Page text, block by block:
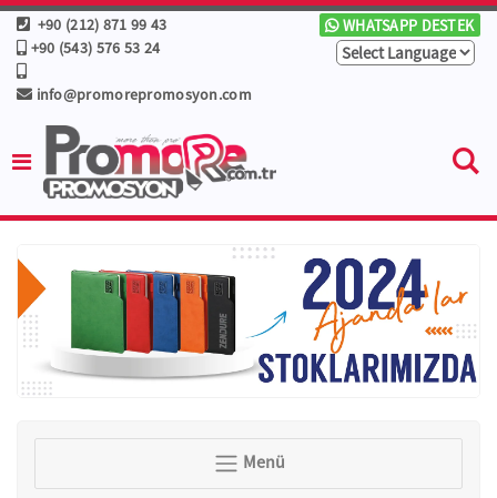
+90 (212) 871 99 43
+90 (543) 576 53 24
info@promorepromosyon.com
WHATSAPP DESTEK
Menü